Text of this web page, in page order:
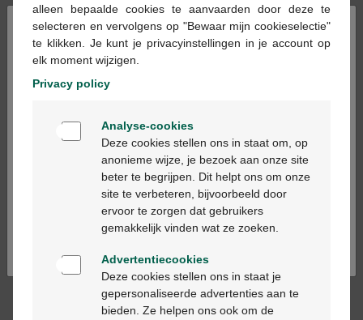
-41%*
€ 16,99
€ 28,90
Avène Zon SPF50 spray
200ml
-41%*
Avène Zon Spray Kind
SPF50+ 200ml
-40%*
€ 29,90
€ 13,99
×
Bienvenue
Ga verder in het nederlands
Continuez en français
alleen bepaalde cookies te aanvaarden door deze te
selecteren en vervolgens op "Bewaar mijn cookieselectie"
te klikken. Je kunt je privacyinstellingen in je account op
elk moment wijzigen.
Privacy policy
Analyse-cookies
Deze cookies stellen ons in staat om, op
anonieme wijze, je bezoek aan onze site
beter te begrijpen. Dit helpt ons om onze
site te verbeteren, bijvoorbeeld door
ervoor te zorgen dat gebruikers
gemakkelijk vinden wat ze zoeken.
Advertentiecookies
Deze cookies stellen ons in staat je
gepersonaliseerde advertenties aan te
bieden. Ze helpen ons ook om de